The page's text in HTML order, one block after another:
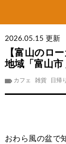
2026.05.15 更新
【富山のロ
地域「富山市
カフェ 雑貨 日帰
おわら風の盆で